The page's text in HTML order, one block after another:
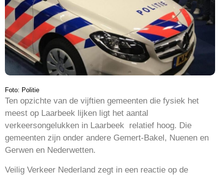
Foto: Politie
Ten opzichte van de vijftien gemeenten die fysiek het
meest op Laarbeek lijken ligt het aantal
verkeersongelukken in Laarbeek relatief hoog. Die
gemeenten zijn onder andere Gemert-Bakel, Nuenen en
Gerwen en Nederwetten.
Veilig Verkeer Nederland zegt in een reactie op de